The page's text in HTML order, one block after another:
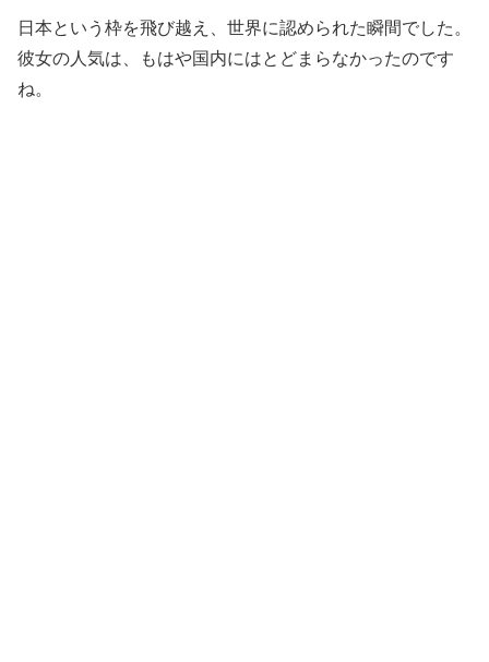
日本という枠を飛び越え、世界に認められた瞬間でした。
彼女の人気は、もはや国内にはとどまらなかったのです
ね。